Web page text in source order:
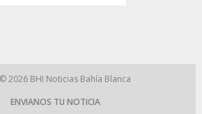
2026 BHI Noticias Bahía Blanca
ENVIANOS TU NOTICIA